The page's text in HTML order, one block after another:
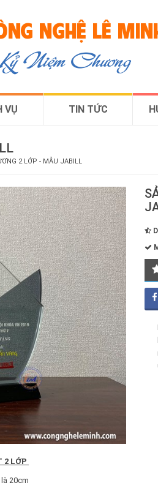
NGHỆ LÊ
Niệm Chương
VỤ TIN TỨC
2 LỚP - MẪU JABILL
2 LỚP
20cm